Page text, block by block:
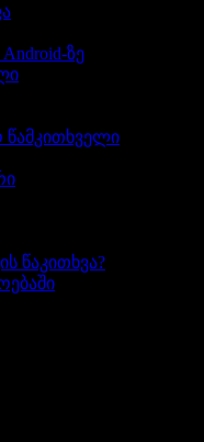
ზე
წამკითხველი
წაკითხვა?